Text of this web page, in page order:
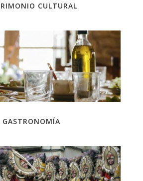
CULTURAL
GASTRONOMÍA